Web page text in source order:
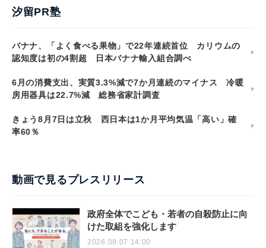
汐留PR塾
バナナ、「よく食べる果物」で22年連続首位 カリウムの
認知度は初の4割超 日本バナナ輸入組合調べ
6月の消費支出、実質3.3%減で7か月連続のマイナス 冷暖
房用器具は22.7%減 総務省家計調査
きょう8月7日は立秋 西日本は1か月平均気温「高い」確
率60％
動画で見るプレスリリース
政府全体でこども・若者の自殺防止に向
けた取組を強化します
2026.08.07 14:00